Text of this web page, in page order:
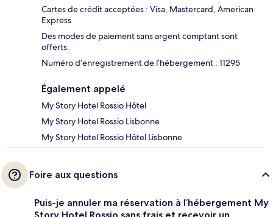
Cartes de crédit acceptées : Visa, Mastercard, American
Express
Des modes de paiement sans argent comptant sont
offerts.
Numéro d’enregistrement de l’hébergement : 11295
Également appelé
My Story Hotel Rossio Hôtel
My Story Hotel Rossio Lisbonne
My Story Hotel Rossio Hôtel Lisbonne
Foire aux questions
Puis-je annuler ma réservation à l’hébergement My